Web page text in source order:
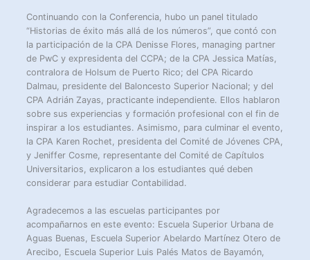
Continuando con la Conferencia, hubo un panel titulado
“Historias de éxito más allá de los números”, que contó con
la participación de la CPA Denisse Flores, managing partner
de PwC y expresidenta del CCPA; de la CPA Jessica Matías,
contralora de Holsum de Puerto Rico; del CPA Ricardo
Dalmau, presidente del Baloncesto Superior Nacional; y del
CPA Adrián Zayas, practicante independiente. Ellos hablaron
sobre sus experiencias y formación profesional con el fin de
inspirar a los estudiantes. Asimismo, para culminar el evento,
la CPA Karen Rochet, presidenta del Comité de Jóvenes CPA,
y Jeniffer Cosme, representante del Comité de Capítulos
Universitarios, explicaron a los estudiantes qué deben
considerar para estudiar Contabilidad.
Agradecemos a las escuelas participantes por
acompañarnos en este evento: Escuela Superior Urbana de
Aguas Buenas, Escuela Superior Abelardo Martínez Otero de
Arecibo, Escuela Superior Luis Palés Matos de Bayamón,